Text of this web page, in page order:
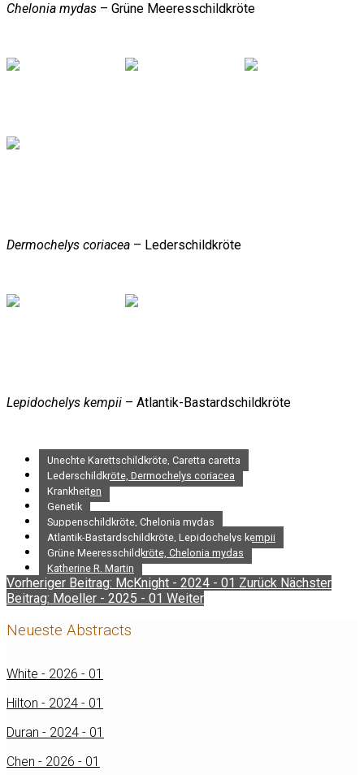
Chelonia mydas – Grüne Meeresschildkröte
Dermochelys coriacea – Lederschildkröte
Lepidochelys kempii – Atlantik-Bastardschildkröte
Unechte Karettschildkröte, Caretta caretta
Lederschildkröte, Dermochelys coriacea
Krankheiten
Genetik
Suppenschildkröte, Chelonia mydas
Atlantik-Bastardschildkröte, Lepidochelys kempii
Grüne Meeresschildkröte, Chelonia mydas
Katherine R. Martin
Vorheriger Beitrag: McKnight - 2024 - 01 Zurück Nächster
Beitrag: Moeller - 2025 - 01 Weiter
Neueste Abstracts
White - 2026 - 01
Hilton - 2024 - 01
Duran - 2024 - 01
Chen - 2026 - 01